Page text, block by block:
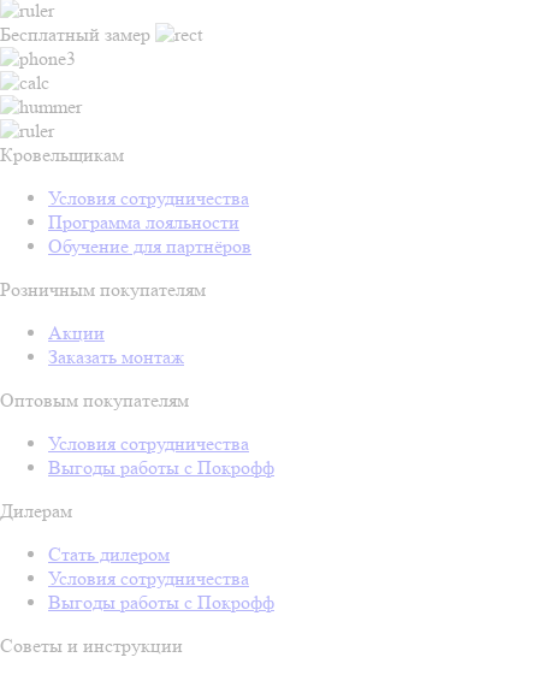
Бесплатный замер
Кровельщикам
Условия сотрудничества
Программа лояльности
Обучение для партнёров
Розничным покупателям
Акции
Заказать монтаж
Оптовым покупателям
Условия сотрудничества
Выгоды работы с Покрофф
Дилерам
Стать дилером
Условия сотрудничества
Выгоды работы с Покрофф
Советы и инструкции